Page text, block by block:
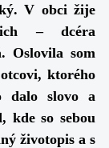
V obci žije
– dcéra
Oslovila som
ktorého
dalo slovo a
kde so sebou
životopis a s